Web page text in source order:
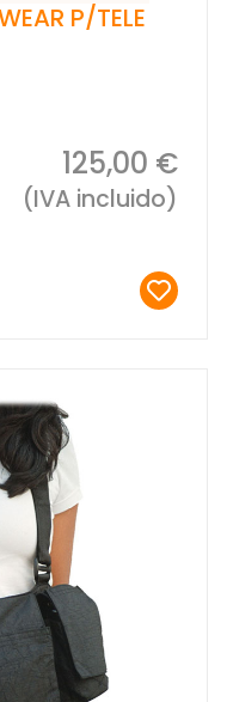
P/TELE
125,00 €
(IVA incluido)